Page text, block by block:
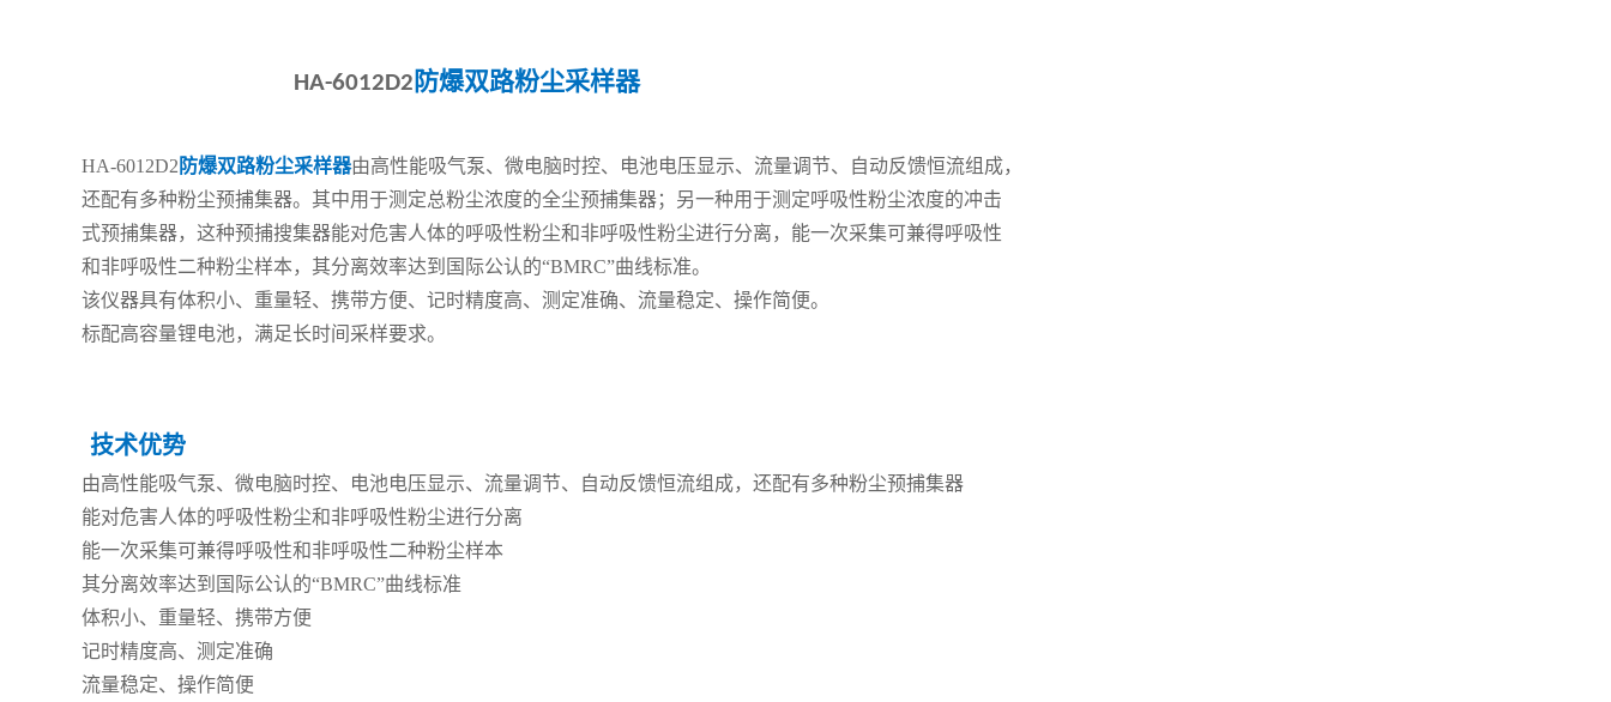
HA-6012D2 防爆双路粉尘采样器
HA-6012D2 防爆双路粉尘采样器由高性能吸气泵、微电脑时控、电池电压显示、流量调节、自动反馈恒流组成，
还配有多种粉尘预捕集器。其中用于测定总粉尘浓度的全尘预捕集器；另一种用于测定呼吸性粉尘浓度的冲击
式预捕集器，这种预捕搜集器能对危害人体的呼吸性粉尘和非呼吸性粉尘进行分离，能一次采集可兼得呼吸性
和非呼吸性二种粉尘样本，其分离效率达到国际公认的“BMRC”曲线标准。
该仪器具有体积小、重量轻、携带方便、记时精度高、测定准确、流量稳定、操作简便。
标配高容量锂电池，满足长时间采样要求。
技术优势
由高性能吸气泵、微电脑时控、电池电压显示、流量调节、自动反馈恒流组成，还配有多种粉尘预捕集器
能对危害人体的呼吸性粉尘和非呼吸性粉尘进行分离
能一次采集可兼得呼吸性和非呼吸性二种粉尘样本
其分离效率达到国际公认的“BMRC”曲线标准
体积小、重量轻、携带方便
记时精度高、测定准确
流量稳定、操作简便